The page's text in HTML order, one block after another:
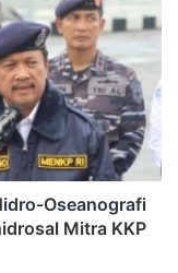
Oseanografi
Mitra KKP